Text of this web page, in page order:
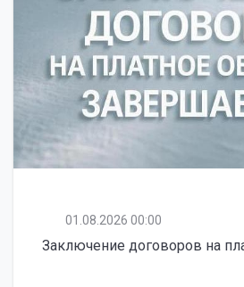
01.08.2026 00:00
Заключение договоров на